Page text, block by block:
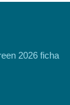
2026 ficha